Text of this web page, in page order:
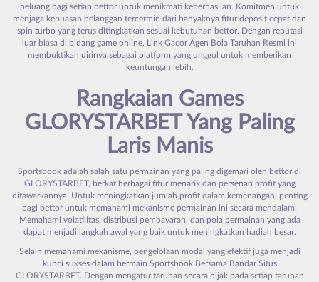
peluang bagi setiap bettor untuk menikmati keberhasilan. Komitmen untuk
menjaga kepuasan pelanggan tercermin dari banyaknya fitur deposit cepat dan
spin turbo yang terus ditingkatkan sesuai kebutuhan bettor. Dengan reputasi
luar biasa di bidang game online, Link Gacor Agen Bola Taruhan Resmi ini
membuktikan dirinya sebagai platform yang unggul untuk memberikan
keuntungan lebih.
Rangkaian Games
GLORYSTARBET Yang Paling
Laris Manis
Sportsbook adalah salah satu permainan yang paling digemari oleh bettor di
GLORYSTARBET, berkat berbagai fitur menarik dan persenan profit yang
ditawarkannya. Untuk meningkatkan jumlah profit dalam kemenangan, penting
bagi bettor untuk memahami mekanisme permainan ini secara mendalam.
Memahami volatilitas, distribusi pembayaran, dan pola permainan yang ada
dapat menjadi langkah awal yang baik untuk meningkatkan hadiah besar.
Selain memahami mekanisme, pengelolaan modal yang efektif juga menjadi
kunci sukses dalam bermain Sportsbook Bersama Bandar Situs
GLORYSTARBET. Dengan mengatur taruhan secara bijak pada setiap taruhan